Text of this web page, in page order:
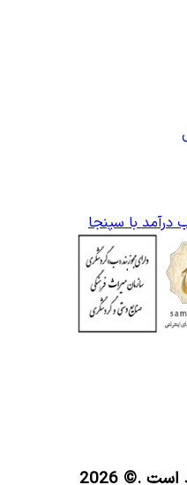
با سپنجا
است .© 2026